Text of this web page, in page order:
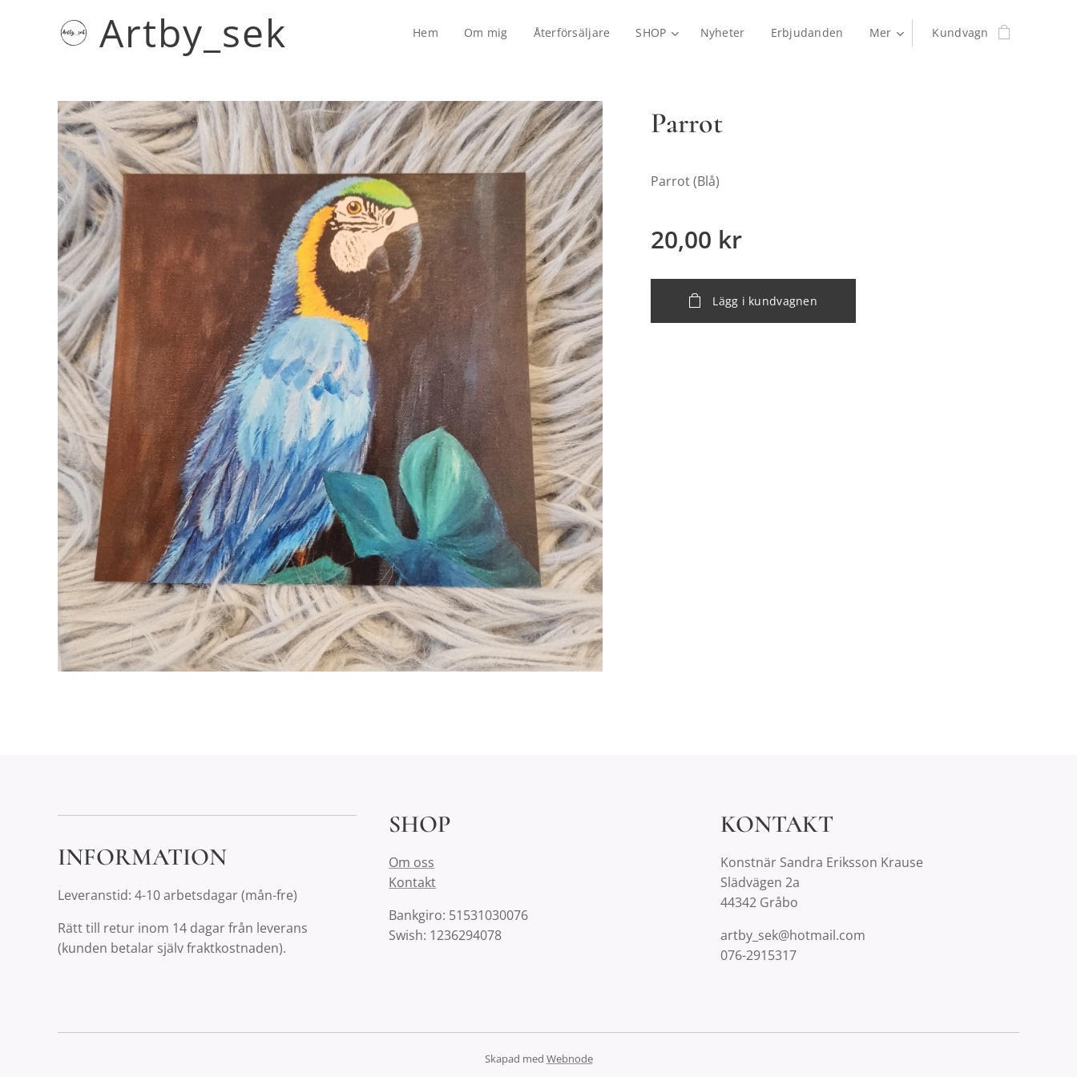
Artby_sek Hem Om mig Återförsäljare SHOP Nyheter Erbjudanden Mer Kundvagn
Parrot
Parrot (Blå)
20,00 kr
Lägg i kundvagnen
INFORMATION
Leveranstid: 4-10 arbetsdagar (mån-fre)
Rätt till retur inom 14 dagar från leverans
(kunden betalar själv fraktkostnaden).
SHOP
Om oss
Kontakt
Bankgiro: 51531030076
Swish: 1236294078
KONTAKT
Konstnär Sandra Eriksson Krause
Slädvägen 2a
44342 Gråbo
artby_sek@hotmail.com
076-2915317
Skapad med Webnode